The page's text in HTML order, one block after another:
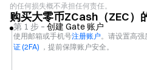
的任何损失概不承担任何责任。
购买大零币ZCash（ZEC）
第 1 步 – 创建 Gate 账户
使用邮箱或手机号注册账户。请设置高
证 (2FA) ，提前保障账户安全。